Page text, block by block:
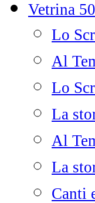
Vetrina
Lo
Al
Lo
La
Al
La
Canti